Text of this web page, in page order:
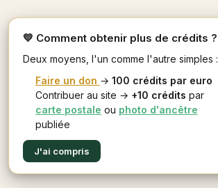
💛 Comment obtenir plus de crédits ?
Deux moyens, l'un comme l'autre simples :
Faire un don → 100 crédits par euro
Contribuer au site → +10 crédits par
carte postale ou photo d'ancêtre
publiée
J'ai compris